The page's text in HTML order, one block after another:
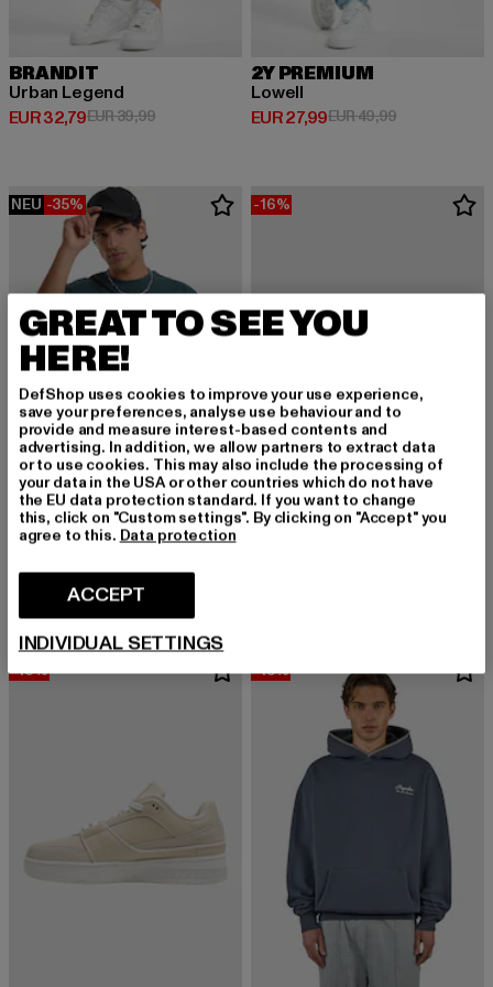
BRANDIT
Urban Legend
EUR 32,79
Derzeitiger Preis: EUR 32,79
EUR 39,99Aktionspreis: EUR 39,99
2Y PREMIUM
Lowell
EUR 27,99
Derzeitiger Preis: EUR 27,99
EUR 49,99Aktionspreis:
NEU -35%
URBAN CLASSICS
EUR 12,99
Derzeitiger Preis: EUR 12,99
EUR 19,99
-16%
-16% -13%
GREAT TO SEE YOU
HERE!
DefShop uses cookies to improve your use experience,
save your preferences, analyse use behaviour and to
provide and measure interest-based contents and
advertising. In addition, we allow partners to extract data
or to use cookies. This may also include the processing of
your data in the USA or other countries which do not have
the EU data protection standard. If you want to change
this, click on "Custom settings". By clicking on "Accept" you
agree to this. Data protection
ACCEPT
INDIVIDUAL SETTINGS